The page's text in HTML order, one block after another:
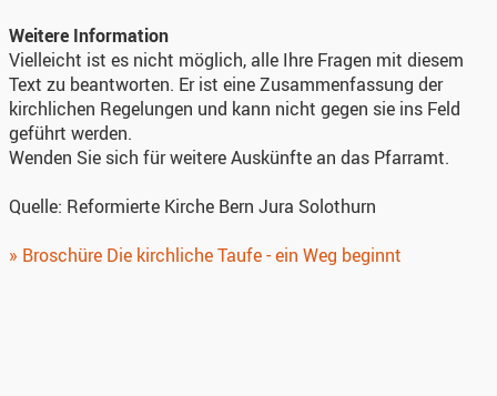
Weitere Information
Vielleicht ist es nicht möglich, alle Ihre Fragen mit diesem
Text zu beantworten. Er ist eine Zusammenfassung der
kirchlichen Regelungen und kann nicht gegen sie ins Feld
geführt werden.
Wenden Sie sich für weitere Auskünfte an das Pfarramt.
Quelle: Reformierte Kirche Bern Jura Solothurn
» Broschüre Die kirchliche Taufe - ein Weg beginnt